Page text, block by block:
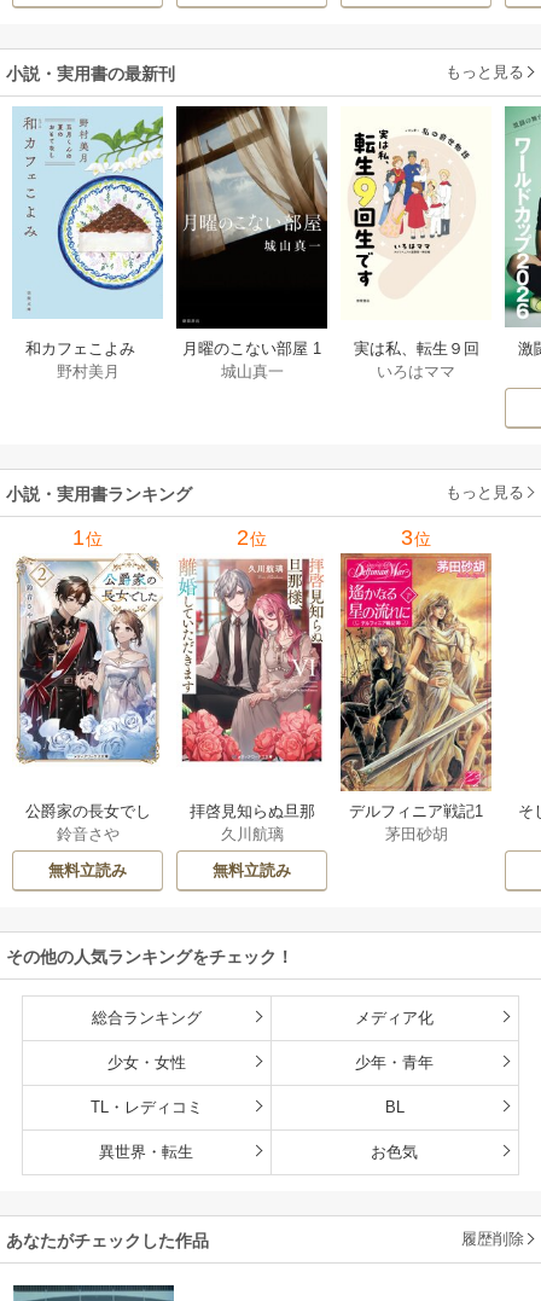
小説・実用書の最新刊 もっと見る
和カフェこよみ
五月くんの夏のお
野村美月
月曜のこない部屋 1
巻
城山真一
実は私、転生９回
生です マンガ
いろはママ
激
小説・実用書ランキング もっと見る
1位
公爵家の長女でし
た
鈴音さや
無料立読み
2位
拝啓見知らぬ旦那
様、離婚していた
だきます
久川航璃
無料立読み
3位
デルフィニア戦記1
茅田砂胡
そ
その他の人気ランキングをチェック！
総合ランキング メディア化
少女・女性 少年・青年
TL・レディコミ BL
異世界・転生 お色気
あなたがチェックした作品 履歴削除